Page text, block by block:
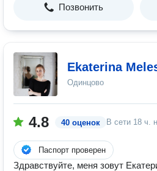
Позвонить
Ekaterina
Одинцово
4.8 40 оценок В сети 18 ч.
Паспорт проверен
Здравствуйте, меня зовут